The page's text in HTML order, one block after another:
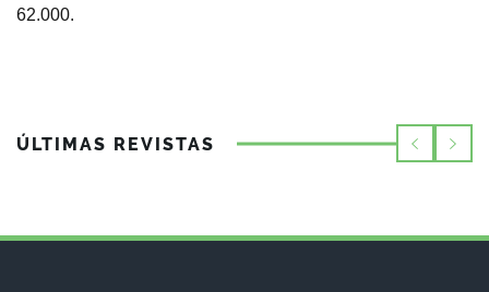
62.000.
ÚLTIMAS REVISTAS